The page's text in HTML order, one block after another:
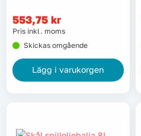
553,75 kr
Pris inkl. moms
Skickas omgående
Lägg i varukorgen